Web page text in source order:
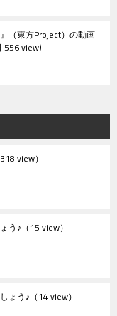
（東方Project）の動画
556 view
318 view）
う♪ （15 view）
ょう♪ （14 view）